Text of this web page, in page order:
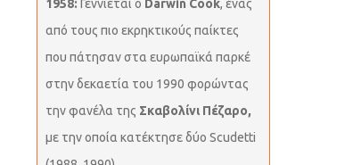
1958: Γεννιέται ο Darwin Cook, ένας
από τους πιο εκρηκτικούς παίκτες
που πάτησαν στα ευρωπαϊκά παρκέ
στην δεκαετία του 1990 φορώντας
την φανέλα της Σκαβολίνι Πέζαρο,
με την οποία κατέκτησε δύο Scudetti